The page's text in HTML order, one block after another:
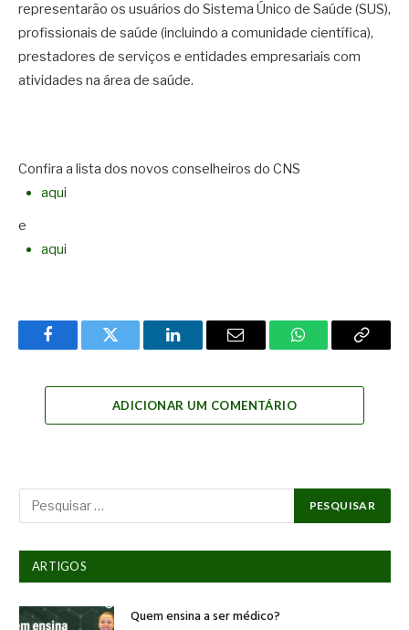
representarão os usuários do Sistema Único de Saúde (SUS),
profissionais de saúde (incluindo a comunidade científica),
prestadores de serviços e entidades empresariais com
atividades na área de saúde.
Confira a lista dos novos conselheiros do CNS
aqui
e
aqui
FacebookTwitter LinkedInEmail WhatsAppCopy
ADICIONAR UM COMENTÁRIO
ARTIGOS
Quem ensina a ser médico?